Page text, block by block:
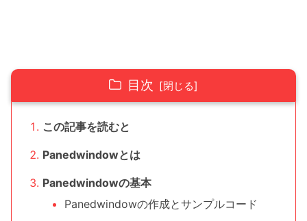
目次
この記事を読むと
Panedwindowとは
Panedwindowの基本
Panedwindowの作成とサンプルコード